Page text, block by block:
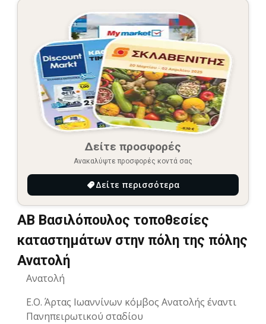
Δείτε προσφορές
Ανακαλύψτε προσφορές κοντά σας
Δείτε περισσότερα
ΑΒ Βασιλόπουλος τοποθεσίες
καταστημάτων στην πόλη της πόλης
Ανατολή
Ανατολή
Ε.Ο. Άρτας Ιωαννίνων κόμβος Ανατολής έναντι
Πανηπειρωτικού σταδίου